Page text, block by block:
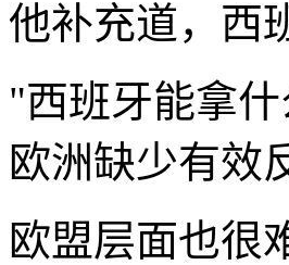
他补充道，西
"西班牙能拿
欧洲缺少有效
欧盟层面也很